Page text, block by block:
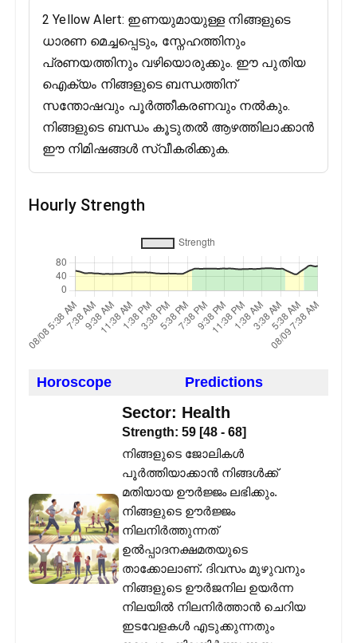
2 Yellow Alert: ഇണയുമായുള്ള നിങ്ങളുടെ
ധാരണ മെച്ചപ്പെടും, സ്നേഹത്തിനും
പ്രണയത്തിനും വഴിയൊരുക്കും. ഈ പുതിയ
ഐക്യം നിങ്ങളുടെ ബന്ധത്തിന്
സന്തോഷവും പൂർത്തീകരണവും നൽകും.
നിങ്ങളുടെ ബന്ധം കൂടുതൽ ആഴത്തിലാക്കാൻ
ഈ നിമിഷങ്ങൾ സ്വീകരിക്കുക.
Hourly Strength
Horoscope Predictions
Sector: Health
Strength: 59 [48 - 68]
നിങ്ങളുടെ ജോലികൾ
പൂർത്തിയാക്കാൻ നിങ്ങൾക്ക്
മതിയായ ഊർജ്ജം ലഭിക്കും.
നിങ്ങളുടെ ഊർജ്ജം
നിലനിർത്തുന്നത്
ഉൽപ്പാദനക്ഷമതയുടെ
താക്കോലാണ്. ദിവസം മുഴുവനും
നിങ്ങളുടെ ഊർജനില ഉയർന്ന
നിലയിൽ നിലനിർത്താൻ ചെറിയ
ഇടവേളകൾ എടുക്കുന്നതും